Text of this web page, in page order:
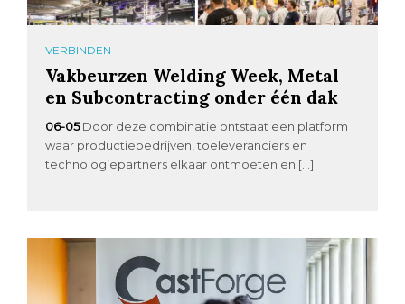
VERBINDEN
Vakbeurzen Welding Week, Metal
en Subcontracting onder één dak
06-05 Door deze combinatie ontstaat een platform
waar productiebedrijven, toeleveranciers en
technologiepartners elkaar ontmoeten en […]